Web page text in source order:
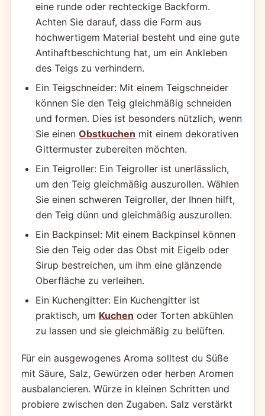
eine runde oder rechteckige Backform.
Achten Sie darauf, dass die Form aus
hochwertigem Material besteht und eine gute
Antihaftbeschichtung hat, um ein Ankleben
des Teigs zu verhindern.
Ein Teigschneider: Mit einem Teigschneider
können Sie den Teig gleichmäßig schneiden
und formen. Dies ist besonders nützlich, wenn
Sie einen Obstkuchen mit einem dekorativen
Gittermuster zubereiten möchten.
Ein Teigroller: Ein Teigroller ist unerlässlich,
um den Teig gleichmäßig auszurollen. Wählen
Sie einen schweren Teigroller, der Ihnen hilft,
den Teig dünn und gleichmäßig auszurollen.
Ein Backpinsel: Mit einem Backpinsel können
Sie den Teig oder das Obst mit Eigelb oder
Sirup bestreichen, um ihm eine glänzende
Oberfläche zu verleihen.
Ein Kuchengitter: Ein Kuchengitter ist
praktisch, um Kuchen oder Torten abkühlen
zu lassen und sie gleichmäßig zu belüften.
Für ein ausgewogenes Aroma solltest du Süße
mit Säure, Salz, Gewürzen oder herben Aromen
ausbalancieren. Würze in kleinen Schritten und
probiere zwischen den Zugaben. Salz verstärkt